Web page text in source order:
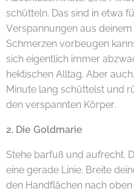
schütteln. Das sind in etwa
Verspannungen aus
Schmerzen vorbeugen
sich eigentlich immer
hektischen Alltag. Aber
Minute lang schüttelst und
den verspannten Körper.
2. Die Goldmarie
Stehe barfuß und aufrecht.
eine gerade Linie. Breite
den Handflächen nach